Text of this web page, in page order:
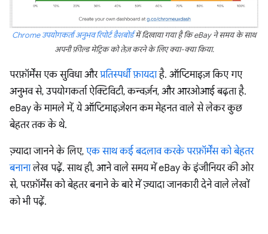
Chrome उपयोगकर्ता अनुभव रिपोर्ट डैशबोर्डमें दिखाया गया है कि eBay ने समय के साथ
अपनी फ़ील्ड मेट्रिक को तेज़ करने के लिए क्या-क्या किया.
परफ़ॉर्मेंस एक सुविधा औरप्रतिस्पर्धी फ़ायदाहै. ऑप्टिमाइज़ किए गए
अनुभव से, उपयोगकर्ता ऐक्टिविटी, कन्वर्ज़न, और आरओआई बढ़ता है.
eBay के मामले में, ये ऑप्टिमाइज़ेशन कम मेहनत वाले से लेकर कुछ
बेहतर तक के थे.
ज़्यादा जानने के लिए, एक साथ कई बदलाव करके परफ़ॉर्मेंस को बेहतर
बनानालेख पढ़ें. साथ ही, आने वाले समय में eBay के इंजीनियर की ओर
से, परफ़ॉर्मेंस को बेहतर बनाने के बारे में ज़्यादा जानकारी देने वाले लेखों
को भी पढ़ें.